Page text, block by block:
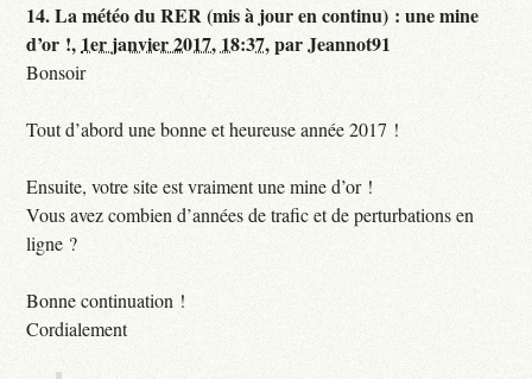
14.La météo du RER (mis à jour en continu) : une mine
d’or !, 1er janvier 2017, 18:37,parJeannot91
Bonsoir
Tout d’abord une bonne et heureuse année 2017 !
Ensuite, votre site est vraiment une mine d’or !
Vous avez combien d’années de trafic et de perturbations en
ligne ?
Bonne continuation !
Cordialement